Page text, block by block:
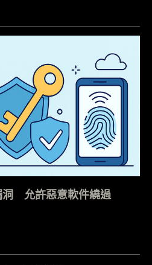
允許惡意軟件繞過